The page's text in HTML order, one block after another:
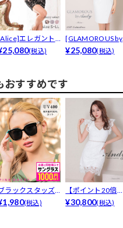
エレガント
ースフロント...
(税込)
[GLAMOROUS by
Andy]...
¥25,080(税込)
おすすめです
ラックスタッズ
ングラス(税込)
【ポイント20倍】
[Andy]オールリ...
¥30,800(税込)